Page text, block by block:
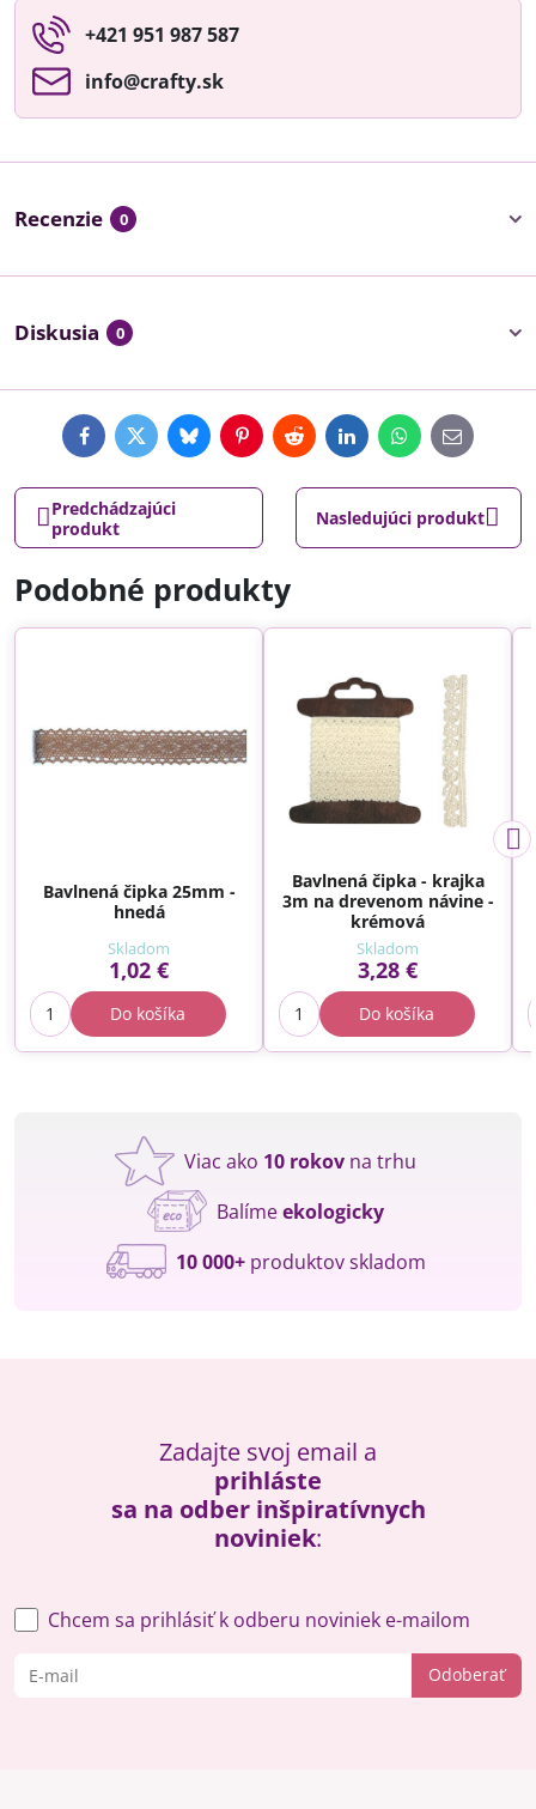
+421 951 987 587
info​@crafty​.sk
Recenzie 0
Diskusia 0
FacebookTwitterBlueskyPinterestRedditLinkedInWhatsApp
E-
mail
Predchádzajúci
produkt
Nasledujúci produkt
Podobné produkty
Bavlnená čipka 25mm -
hnedá
Skladom
1,02 €
Do košíka
Bavlnená čipka - krajka
3m na drevenom návine -
krémová
Skladom
3,28 €
Do košíka
Viac ako 10 rokov na trhu
Balímeekologicky
10 000+produktov skladom
Zadajte svoj email a
prihláste
sa na odber inšpiratívnych
noviniek:
Odoberať
Chcem sa prihlásiť k odberu noviniek e-mailom